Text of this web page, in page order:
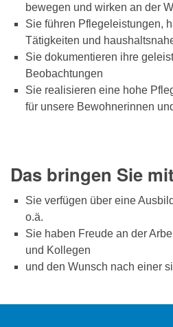
bewegen und wirken an der
Sie führen Pflegeleistungen,
Tätigkeiten und
Sie dokumentieren ihre
Beobachtungen
Sie realisieren eine hohe
für unsere Bewohnerinnen
Das bringen Sie mit
Sie verfügen über eine
o.ä.
Sie haben Freude an der
und Kollegen
und den Wunsch nach einer